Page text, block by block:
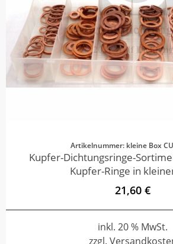
Artikelnummer: kleine Box
Kupfer-Dichtungsringe-
Kupfer-Ringe in
21,60 €
inkl. 20 % MwSt.
zzgl.